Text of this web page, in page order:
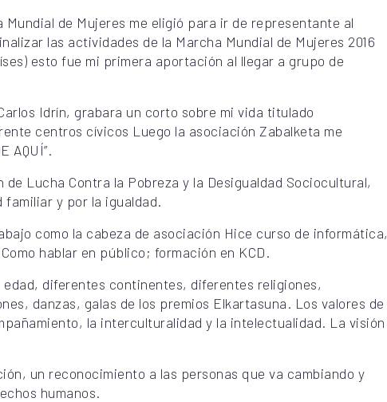
de Mujeres me eligió para ir de representante al
las actividades de la Marcha Mundial de Mujeres 2016
esto fue mi primera aportación al llegar a grupo de
Idrín, grabara un corto sobre mi vida titulado
centros cívicos Luego la asociación Zabalketa me
AQUÍ”.
Lucha Contra la Pobreza y la Desigualdad Sociocultural,
y por la igualdad.
como la cabeza de asociación Hice curso de informática,
hablar en público; formación en KCD.
diferentes continentes, diferentes religiones,
danzas, galas de los premios Elkartasuna. Los valores de
la interculturalidad y la intelectualidad. La visión
un reconocimiento a las personas que va cambiando y
humanos.